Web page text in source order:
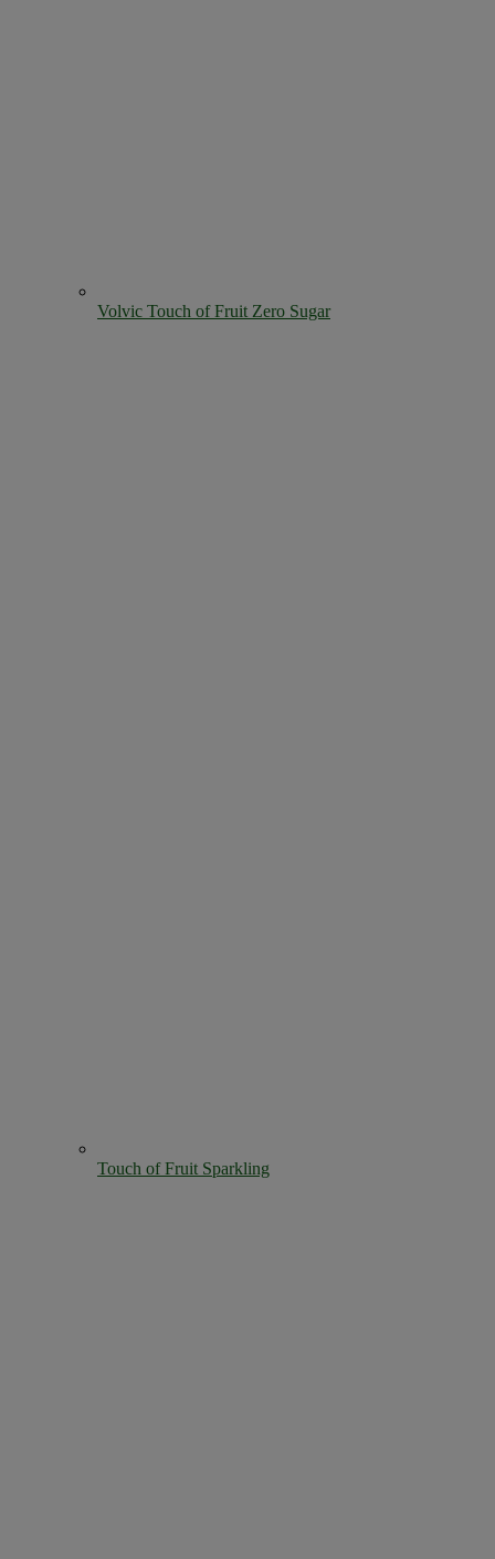
Volvic Touch of Fruit Zero Sugar
Touch of Fruit Sparkling